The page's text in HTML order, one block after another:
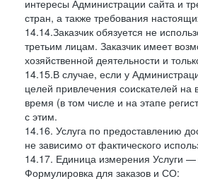
интересы Администрации сайта и
стран, а также требования
14.14.Заказчик обязуется не
третьим лицам. Заказчик имеет
хозяйственной деятельности и
14.15.В случае, если у
целей привлечения соискателей на
время (в том числе и на этапе
с этим.
14.16. Услуга по предоставлению
не зависимо от фактического
14.17. Единица измерения Услуги
Формулировка для заказов и СО: